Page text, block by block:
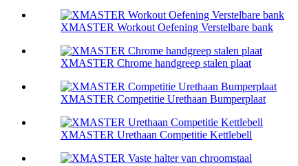
XMASTER Workout Oefening Verstelbare bank
XMASTER Chrome handgreep stalen plaat
XMASTER Competitie Urethaan Bumperplaat
XMASTER Urethaan Competitie Kettlebell